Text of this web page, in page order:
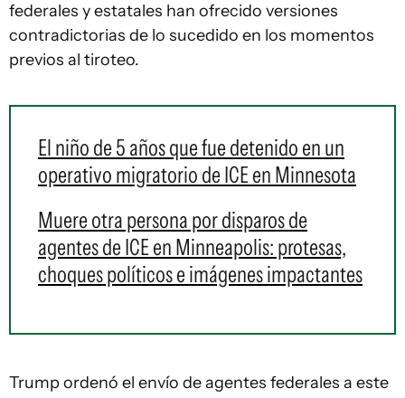
federales y estatales han ofrecido versiones
contradictorias de lo sucedido en los momentos
previos al tiroteo.
El niño de 5 años que fue detenido en un
operativo migratorio de ICE en Minnesota
Muere otra persona por disparos de
agentes de ICE en Minneapolis: protesas,
choques políticos e imágenes impactantes
Trump ordenó el envío de agentes federales a este